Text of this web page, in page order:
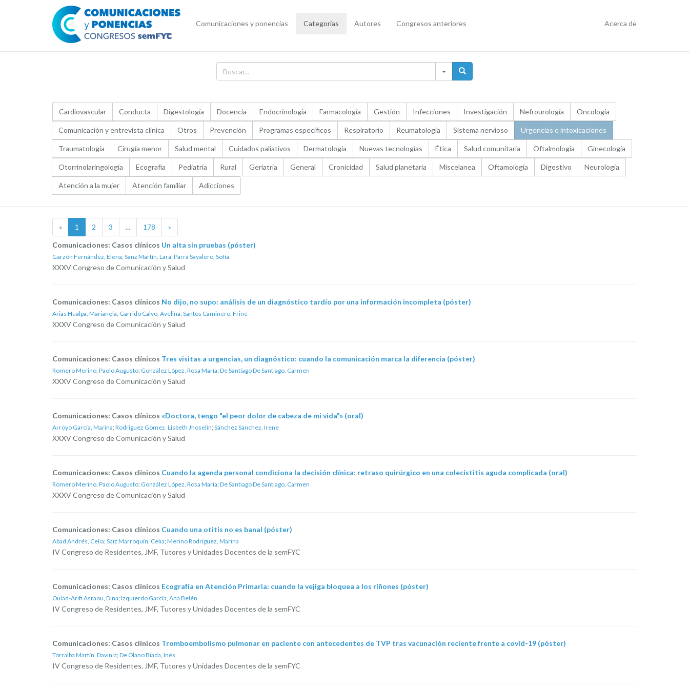
Comunicaciones y ponencias Categorías Autores Congresos anteriores Acerca de
Cardiovascular Conducta Digestología Docencia Endocrinología Farmacología Gestión Infecciones Investigación Nefrourología Oncología
Comunicación y entrevista clínica Otros Prevención Programas específicos Respiratorio Reumatología Sistema nervioso Urgencias e intoxicaciones
Traumatología Cirugía menor Salud mental Cuidados paliativos Dermatología Nuevas tecnologías Ética Salud comunitaria Oftalmología Ginecología
Otorrinolaringología Ecografía Pediatría Rural Geriatría General Cronicidad Salud planetaria Miscelanea Oftamología Digestivo Neurología
Atención a la mujer Atención familiar Adicciones
« 1 2 3 ... 178 »
Comunicaciones: Casos clínicos Un alta sin pruebas (póster)
Garzón Fernández, Elena; Sanz Martín, Lara; Parra Sayalero, Sofía
XXXV Congreso de Comunicación y Salud
Comunicaciones: Casos clínicos No dijo, no supo: análisis de un diagnóstico tardío por una información incompleta (póster)
Arias Hualpa, Marianela; Garrido Calvo, Avelina; Santos Caminero, Frine
XXXV Congreso de Comunicación y Salud
Comunicaciones: Casos clínicos Tres visitas a urgencias, un diagnóstico: cuando la comunicación marca la diferencia (póster)
Romero Merino, Paolo Augusto; González López, Rosa María; De Santiago De Santiago, Carmen
XXXV Congreso de Comunicación y Salud
Comunicaciones: Casos clínicos «Doctora, tengo "el peor dolor de cabeza de mi vida"» (oral)
Arroyo García, Marina; Rodriguez Gomez, Lisbeth Jhoselin; Sánchez Sánchez, Irene
XXXV Congreso de Comunicación y Salud
Comunicaciones: Casos clínicos Cuando la agenda personal condiciona la decisión clínica: retraso quirúrgico en una colecistitis aguda complicada (oral)
Romero Merino, Paolo Augusto; González López, Rosa María; De Santiago De Santiago, Carmen
XXXV Congreso de Comunicación y Salud
Comunicaciones: Casos clínicos Cuando una otitis no es banal (póster)
Abad Andrés, Celia; Saiz Marroquín, Celia; Merino Rodríguez, Marina
IV Congreso de Residentes, JMF, Tutores y Unidades Docentes de la semFYC
Comunicaciones: Casos clínicos Ecografía en Atención Primaria: cuando la vejiga bloquea a los riñones (póster)
Oulad-Arifi Asraou, Dina; Izquierdo García, Ana Belén
IV Congreso de Residentes, JMF, Tutores y Unidades Docentes de la semFYC
Comunicaciones: Casos clínicos Tromboembolismo pulmonar en paciente con antecedentes de TVP tras vacunación reciente frente a covid-19 (póster)
Torralba Martín, Davinia; De Olano Biada, Inés
IV Congreso de Residentes, JMF, Tutores y Unidades Docentes de la semFYC